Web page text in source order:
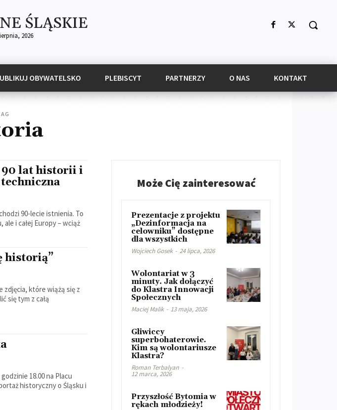
ŚLĄSKIE
2026
OBYWATELSKO PLEBISCYT PARTNERZY O NAS KONTAKT
90 lat historii i
90-lecie istnienia. To
i całej Europy – wciąż
historią”
zdjęcia, które wiążą się z
się tym z całą
18.00 na Placu
historyczny o Śląsku i
Może Cię zainteresować
Prezentacje z projektu
„Dezinformacja na
celowniku” dostępne
dla wszystkich
Wojciech Gosek - 24 lipca, 2026
Wolontariat w 3
minuty. Jak dołączyć
do Klastra Innowacji
Społecznych
Maciej Malik - 13 maja, 2026
Gliwiccy
superbohaterowie.
Kim są wolontariusze
Klastra?
Roman Terbalyan -
12 marca, 2026
Przyszłość Bytomia w
rękach młodzieży!